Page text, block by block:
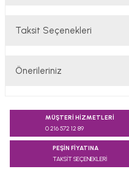
Taksit Seçenekleri
Önerileriniz
konularda yetersiz
kullanarak tarafımıza
Ürün resmi kalitesiz, bozuk
MÜŞTERİ HİZMETLERİ
0 216 572 12 89
PEŞİN FİYATINA
TAKSİT SEÇENEKLERİ